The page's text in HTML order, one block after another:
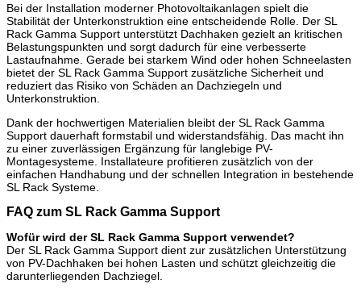
Bei der Installation moderner Photovoltaikanlagen spielt die
Stabilität der Unterkonstruktion eine entscheidende Rolle. Der SL
Rack Gamma Support unterstützt Dachhaken gezielt an kritischen
Belastungspunkten und sorgt dadurch für eine verbesserte
Lastaufnahme. Gerade bei starkem Wind oder hohen Schneelasten
bietet der SL Rack Gamma Support zusätzliche Sicherheit und
reduziert das Risiko von Schäden an Dachziegeln und
Unterkonstruktion.
Dank der hochwertigen Materialien bleibt der SL Rack Gamma
Support dauerhaft formstabil und widerstandsfähig. Das macht ihn
zu einer zuverlässigen Ergänzung für langlebige PV-
Montagesysteme. Installateure profitieren zusätzlich von der
einfachen Handhabung und der schnellen Integration in bestehende
SL Rack Systeme.
FAQ zum SL Rack Gamma Support
Wofür wird der SL Rack Gamma Support verwendet?
Der SL Rack Gamma Support dient zur zusätzlichen Unterstützung
von PV-Dachhaken bei hohen Lasten und schützt gleichzeitig die
darunterliegenden Dachziegel.